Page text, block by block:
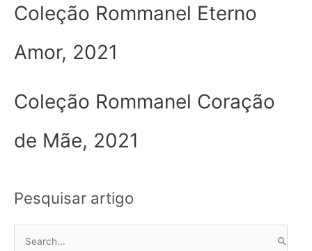
Coleção Rommanel Eterno
Amor, 2021
Coleção Rommanel Coração
de Mãe, 2021
Pesquisar artigo